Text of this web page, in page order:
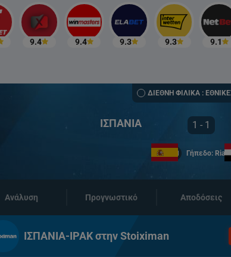
9.4 9.4 9.3 9.3 9.1
ΔΙΕΘΝΗ ΦΙΛΙΚΑ :
ΙΣΠΑΝΙΑ 1 - 1
Γήπεδο:
Ανάλυση Προγνωστικό Αποδόσεις
ΙΣΠΑΝΙΑ-ΙΡΑΚ στην Stoiximan